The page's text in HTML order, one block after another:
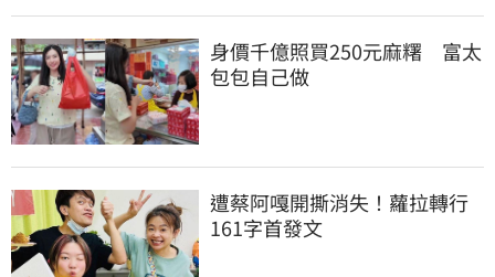
身價千億照買250元麻糬　富太
包包自己做
遭蔡阿嘎開撕消失！蘿拉轉行
161字首發文